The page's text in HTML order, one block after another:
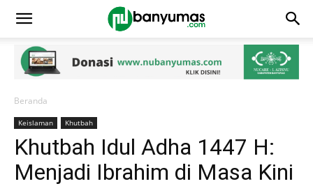
Beranda
Keislaman Khutbah
Khutbah Idul Adha 1447 H:
Menjadi Ibrahim di Masa Kini